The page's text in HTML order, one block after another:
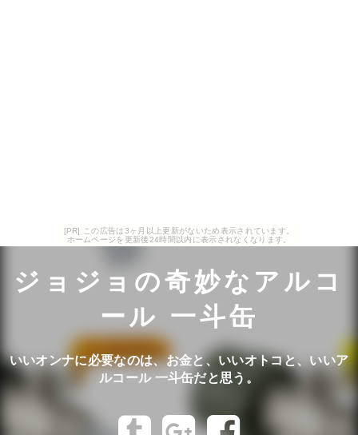
[PR] この広告は3ヶ月以上更新がないため表示されています。
ホームページを更新後24時間以内に表示されなくなります。
ジョジョの奇妙なアルコ
ール 一斗缶
いいオンナに必要なのは、お金と、いいオトコと、いいア
ルコール 一斗缶だと思う。